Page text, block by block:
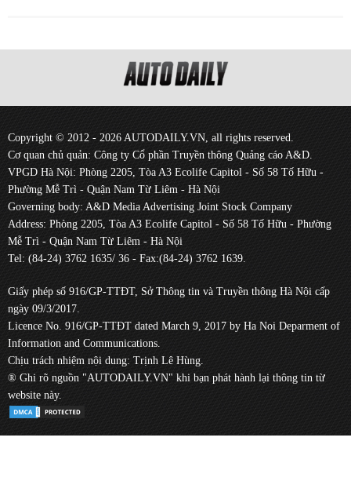
Copyright © 2012 - 2026 AUTODAILY.VN, all rights reserved.
Cơ quan chủ quản: Công ty Cổ phần Truyền thông Quảng cáo A&D.
VPGD Hà Nội: Phòng 2205, Tòa A3 Ecolife Capitol - Số 58 Tố Hữu -
Phường Mễ Trì - Quận Nam Từ Liêm - Hà Nội
Governing body: A&D Media Advertising Joint Stock Company
Address: Phòng 2205, Tòa A3 Ecolife Capitol - Số 58 Tố Hữu - Phường
Mễ Trì - Quận Nam Từ Liêm - Hà Nội
Tel: (84-24) 3762 1635/ 36 - Fax:(84-24) 3762 1639.
Giấy phép số 916/GP-TTĐT, Sở Thông tin và Truyền thông Hà Nội cấp
ngày 09/3/2017.
Licence No. 916/GP-TTĐT dated March 9, 2017 by Ha Noi Deparment of
Information and Communications.
Chịu trách nhiệm nội dung: Trịnh Lê Hùng.
® Ghi rõ nguồn "AUTODAILY.VN" khi bạn phát hành lại thông tin từ
website này.